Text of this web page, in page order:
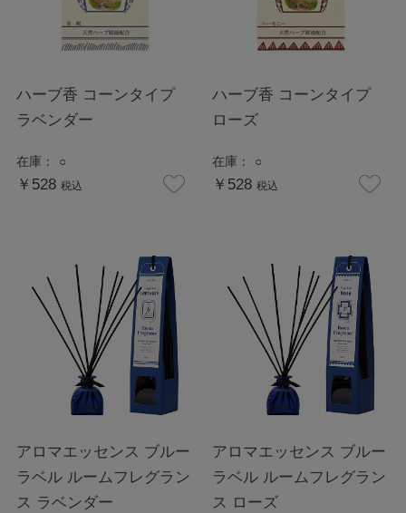
ハーブ香 コーンタイプ
ラベンダー
在庫： ○
￥528 税込
ハーブ香 コーンタイプ
ローズ
在庫： ○
￥528 税込
アロマエッセンス ブルー
ラベル ルームフレグラン
ス ラベンダー
アロマエッセンス ブルー
ラベル ルームフレグラン
ス ローズ